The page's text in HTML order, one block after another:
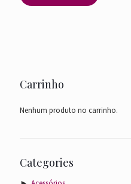
Carrinho
Nenhum produto no carrinho.
Categories